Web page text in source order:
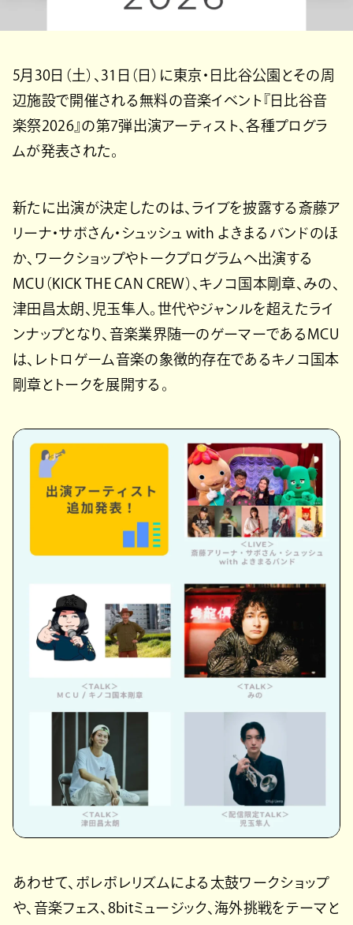
5月30日（土）、31日（日）に東京・日比谷公園とその周
辺施設で開催される無料の音楽イベント『日比谷音
楽祭2026』の第7弾出演アーティスト、各種プログラ
ムが発表された。
新たに出演が決定したのは、ライブを披露する斎藤ア
リーナ・サボさん・シュッシュ with よきまるバンドのほ
か、ワークショップやトークプログラムへ出演する
MCU（KICK THE CAN CREW）、キノコ国本剛章、みの、
津田昌太朗、児玉隼人。世代やジャンルを超えたライ
ンナップとなり、音楽業界随一のゲーマーであるMCU
は、レトロゲーム音楽の象徴的存在であるキノコ国本
剛章とトークを展開する。
あわせて、ポレポレリズムによる太鼓ワークショップ
や、音楽フェス、8bitミュージック、海外挑戦をテーマと